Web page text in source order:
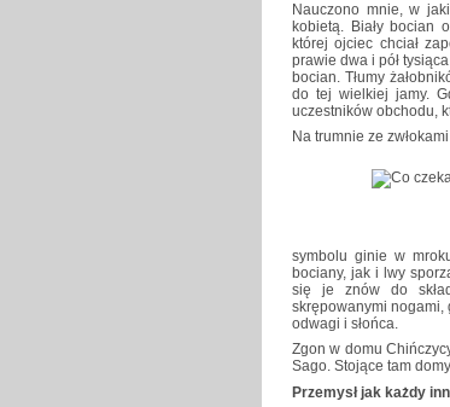
Nauczono mnie, w
kobietą. Biały bocian
której ojciec chciał
prawie dwa i pół
bocian. Tłumy
do tej wielkiej jamy.
uczestników obchodu,
Na trumnie ze
symbolu ginie w
bociany, jak i lwy
się je znów do
skrępowanymi nogami,
odwagi i słońca.
Zgon w domu
Sago. Stojące tam
Przemysł jak każdy